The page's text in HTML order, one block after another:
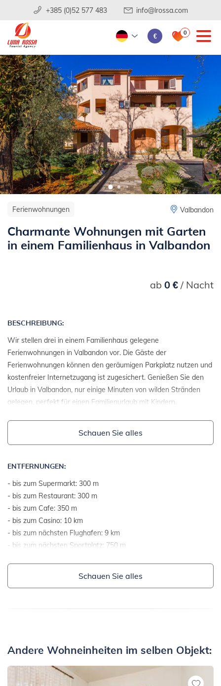
+385 (0)52 577 483 info@lrossa.com
€ 0
Ferienwohnungen Valbandon
Charmante Wohnungen mit Garten
in einem Familienhaus in Valbandon
ab 0 €/ Nacht
BESCHREIBUNG:
Wir stellen drei in einem Familienhaus gelegene
Ferienwohnungen in Valbandon vor. Die Gäste der
Ferienwohnungen können den geräumigen Parkplatz nutzen und
kostenfreier Internetzugang ist zugesichert. Genießen Sie den
Urlaub in Valbandon, nur einige Minuten von wilden Stränden
gelegen, perfekt für einen Familienurlaub mit Kindern.
Schauen Sie alles
ENTFERNUNGEN:
- bis zum Supermarkt: 300 m
- bis zum Restaurant: 300 m
- bis zum Cafe: 350 m
- bis zum Casino: 10 km
- bis zum nächsten Flughafen: 9 km
- bis zum nächsten Sportplatz: 750 m
- bis zum nächsten Strand: 390 m
- bis zum Felsenstrand: 390 m
- bis zum Strand geeignet für Kinder und Nichtschwimmer: 590
m
- bis zum Stadtzentrum: 250 m
Schauen Sie alles
Andere Wohneinheiten im selben Objekt: